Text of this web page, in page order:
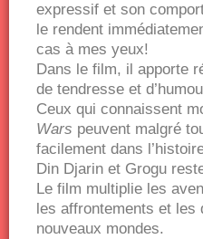
expressif et son
le rendent
cas à mes yeux!
Dans le film, il apporte
de tendresse et
Ceux qui connaissent
Wars peuvent malgré
facilement dans
Din Djarin et Grogu
Le film multiplie les
les affrontements et les
nouveaux mondes.